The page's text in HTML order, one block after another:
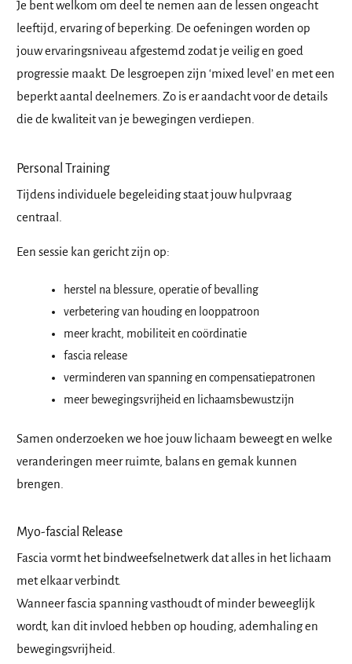
Je bent welkom om deel te nemen aan de lessen ongeacht
leeftijd, ervaring of beperking. De oefeningen worden op
jouw ervaringsniveau afgestemd zodat je veilig en goed
progressie maakt. De lesgroepen zijn ‘mixed level’ en met een
beperkt aantal deelnemers. Zo is er aandacht voor de details
die de kwaliteit van je bewegingen verdiepen.
Personal Training
Tijdens individuele begeleiding staat jouw hulpvraag
centraal.
Een sessie kan gericht zijn op:
herstel na blessure, operatie of bevalling
verbetering van houding en looppatroon
meer kracht, mobiliteit en coördinatie
fascia release
verminderen van spanning en compensatiepatronen
meer bewegingsvrijheid en lichaamsbewustzijn
Samen onderzoeken we hoe jouw lichaam beweegt en welke
veranderingen meer ruimte, balans en gemak kunnen
brengen.
Myo-fascial Release
Fascia vormt het bindweefselnetwerk dat alles in het lichaam
met elkaar verbindt.
Wanneer fascia spanning vasthoudt of minder beweeglijk
wordt, kan dit invloed hebben op houding, ademhaling en
bewegingsvrijheid.